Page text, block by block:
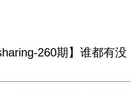
260期】谁都有没